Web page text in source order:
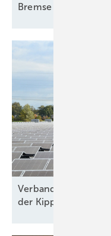
Bremse
Verband warnt:
der Kippe